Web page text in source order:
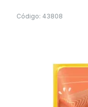
Código: 43808